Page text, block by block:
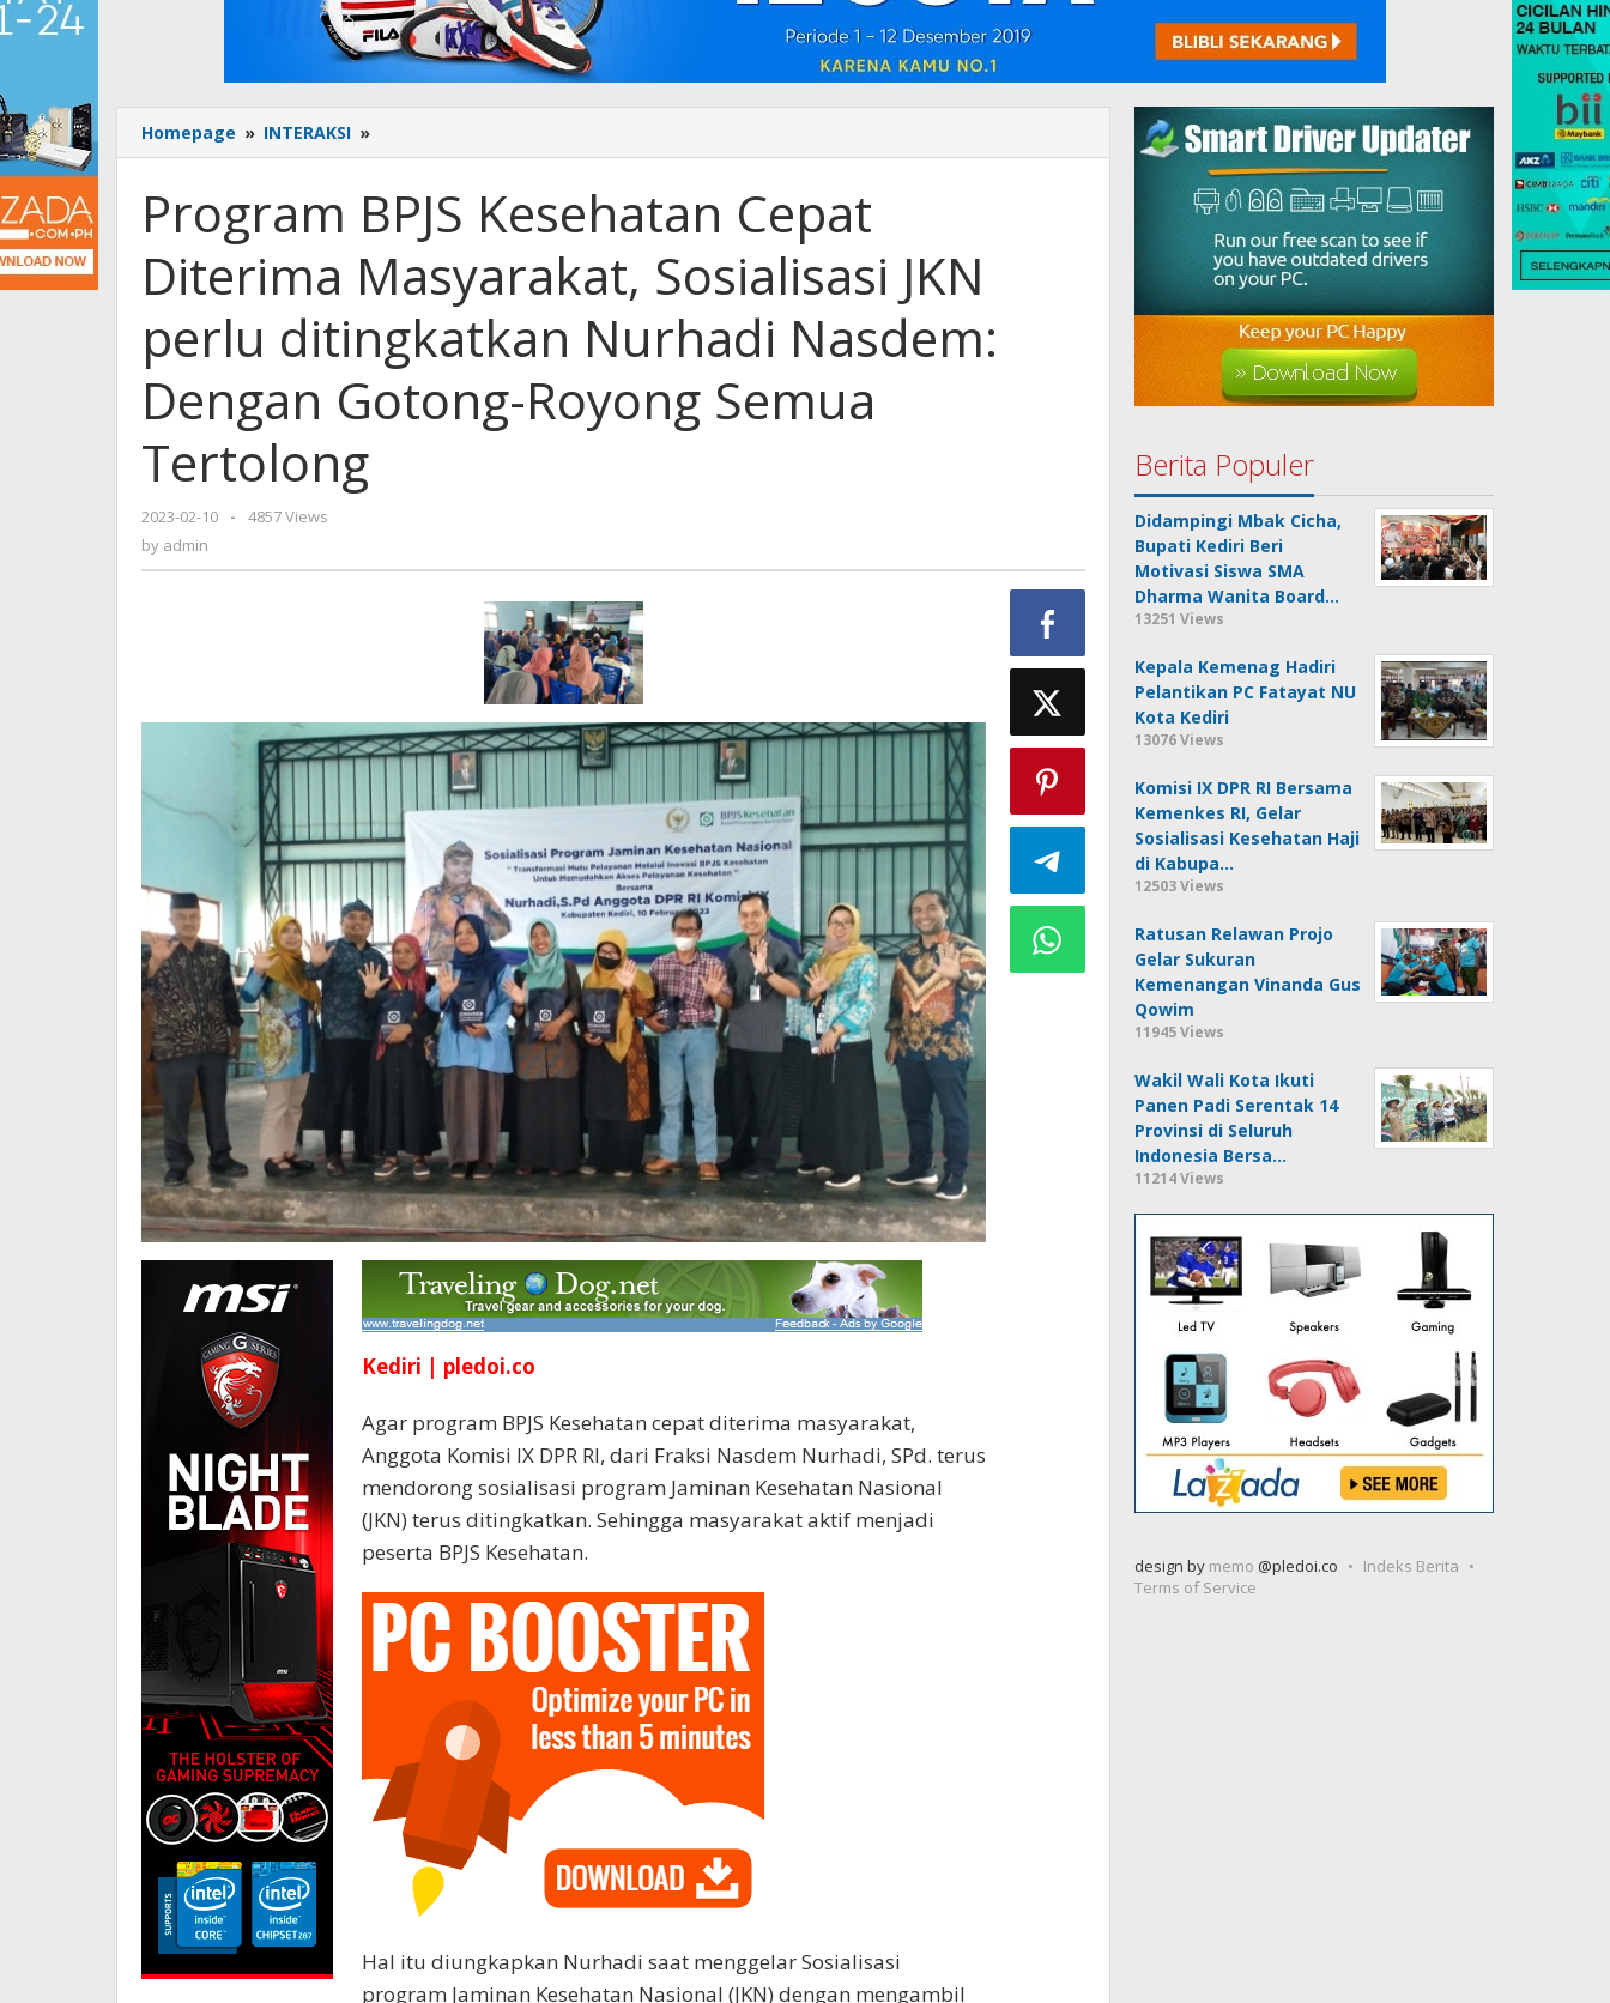
Homepage » INTERAKSI »
BPJS
Cepat
Diterima
Masyarakat,
Sosialisasi
perlu
ditingkatkan
Nurhadi
Nasdem:
Program BPJS Kesehatan Cepat
Diterima Masyarakat, Sosialisasi JKN
perlu ditingkatkan Nurhadi Nasdem:
Dengan Gotong-Royong Semua
Tertolong
2023-02-10
by
-
4857 Views
by admin
Kediri | pledoi.co
Agar program BPJS Kesehatan cepat diterima masyarakat,
Anggota Komisi IX DPR RI, dari Fraksi Nasdem Nurhadi, SPd. terus
mendorong sosialisasi program Jaminan Kesehatan Nasional
(JKN) terus ditingkatkan. Sehingga masyarakat aktif menjadi
peserta BPJS Kesehatan.
Hal itu diungkapkan Nurhadi saat menggelar Sosialisasi
program Jaminan Kesehatan Nasional (JKN) dengan mengambil
Berita Populer
Didampingi Mbak Cicha,
Bupati Kediri Beri
Motivasi Siswa SMA
Dharma Wanita Board…
13251 Views
Kepala Kemenag Hadiri
Pelantikan PC Fatayat NU
Kota Kediri
13076 Views
Komisi IX DPR RI Bersama
Kemenkes RI, Gelar
Sosialisasi Kesehatan Haji
di Kabupa…
12503 Views
Ratusan Relawan Projo
Gelar Sukuran
Kemenangan Vinanda Gus
Qowim
11945 Views
Wakil Wali Kota Ikuti
Panen Padi Serentak 14
Provinsi di Seluruh
Indonesia Bersa…
11214 Views
design by memo @pledoi.co
Indeks Berita
Terms of Service